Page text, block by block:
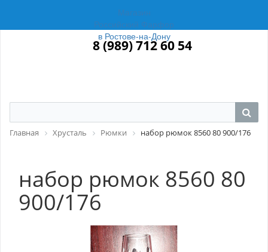
Магазин
Российский Фарфор
в Ростове-на-Дону
8 (989) 712 60 54
Главная Хрусталь Рюмки набор рюмок 8560 80 900/176
набор рюмок 8560 80
900/176